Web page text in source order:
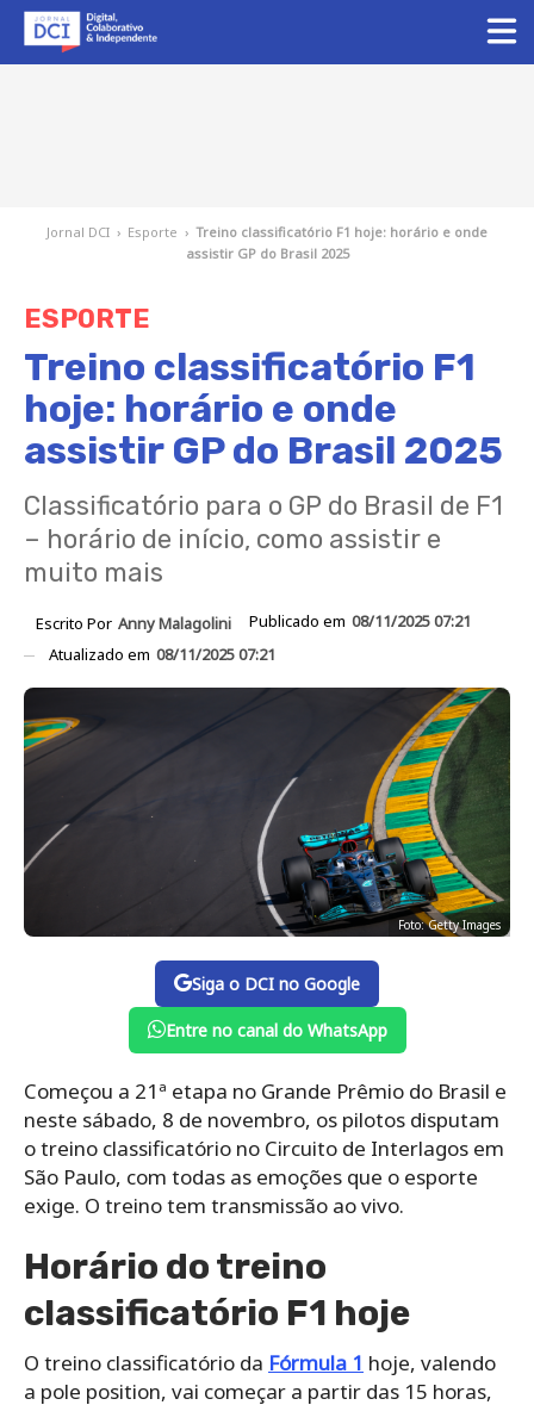
Jornal DCI › Esporte › Treino classificatório F1 hoje: horário e onde
assistir GP do Brasil 2025
ESPORTE
Treino classificatório F1
hoje: horário e onde
assistir GP do Brasil 2025
Classificatório para o GP do Brasil de F1
– horário de início, como assistir e
muito mais
Escrito Por Anny Malagolini Publicado em 08/11/2025 07:21
Atualizado em 08/11/2025 07:21
Foto: Getty Images
Siga o DCI no Google
Entre no canal do WhatsApp
Começou a 21ª etapa no Grande Prêmio do Brasil e
neste sábado, 8 de novembro, os pilotos disputam
o treino classificatório no Circuito de Interlagos em
São Paulo, com todas as emoções que o esporte
exige. O treino tem transmissão ao vivo.
Horário do treino
classificatório F1 hoje
O treino classificatório da Fórmula 1 hoje, valendo
a pole position, vai começar a partir das 15 horas,